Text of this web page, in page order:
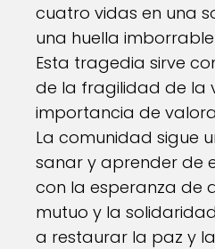
cuatro vidas en una
una huella
Esta tragedia sirve
de la fragilidad de la
importancia de
La comunidad sigue
sanar y aprender de
con la esperanza de
mutuo y la
a restaurar la paz y